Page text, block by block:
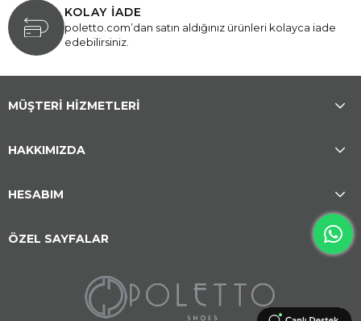
KOLAY İADE
poletto.com’dan satın aldığınız ürünleri kolayca iade
edebilirsiniz.
MÜŞTERİ HİZMETLERİ
HAKKIMIZDA
HESABIM
ÖZEL SAYFALAR